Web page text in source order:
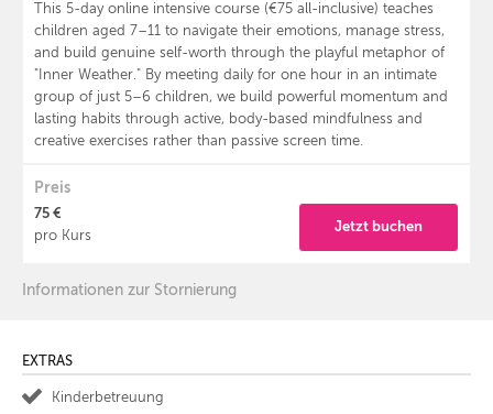
This 5-day online intensive course (€75 all-inclusive) teaches
children aged 7–11 to navigate their emotions, manage stress,
and build genuine self-worth through the playful metaphor of
"Inner Weather." By meeting daily for one hour in an intimate
group of just 5–6 children, we build powerful momentum and
lasting habits through active, body-based mindfulness and
creative exercises rather than passive screen time.
Preis
75 €
pro Kurs
Jetzt buchen
Informationen zur Stornierung
EXTRAS
Kinderbetreuung